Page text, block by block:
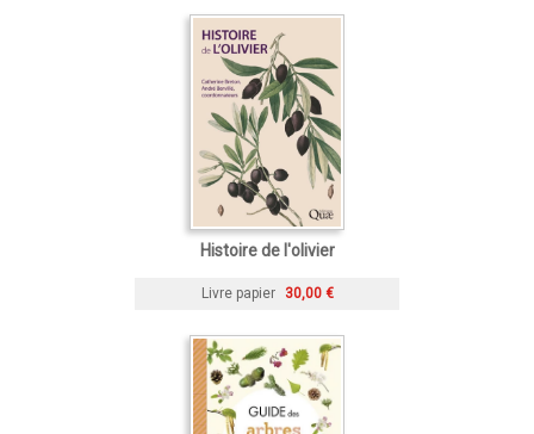
Histoire de l'olivier
Livre papier 30,00 €